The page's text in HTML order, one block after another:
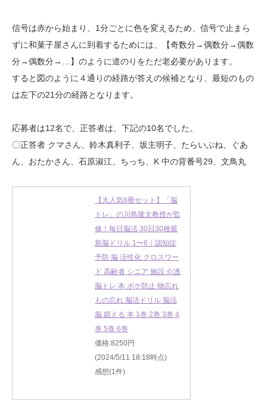
信号は赤から始まり、1分ごとに色を変えるため、信号で止まら
ずに和菓子屋さんに到着するためには、【奇数分→偶数分→偶数
分→偶数分→…】のように道のりをただ老必要があります。
すると図のように４通りの経路が答えの候補となり、最短のもの
は左下の21分の経路となります。
応募者は12名で、正答者は、下記の10名でした。
〇正答者 クマさん、鈴木真利子、坂主明子、たらいぶね、ぐあ
ん、おたかさん、石原淑江、ちっち、K 中の背番号29、文鳥丸
【大人気6冊セット】「脳
トレ」の川島隆太教授が監
修！毎日脳活 30日30種最
新脳ドリル 1〜6｜認知症
予防 脳 活性化 クロスワー
ド 高齢者 シニア 施設 介護
脳トレ 本 ボケ防止 物忘れ
もの忘れ 脳活ドリル 脳活
脳 鍛える 本 1巻 2巻 3巻 4
巻 5巻 6巻
価格:8250円
(2024/5/11 18:18時点)
感想(1件)